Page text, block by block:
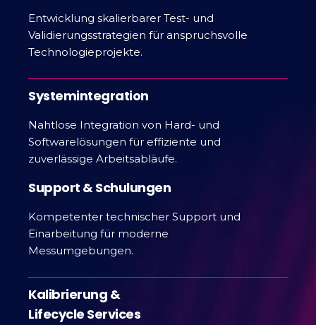
Entwicklung skalierbarer Test- und
Validierungsstrategien für anspruchsvolle
Technologieprojekte.
Systemintegration
Nahtlose Integration von Hard- und
Softwarelösungen für effiziente und
zuverlässige Arbeitsabläufe.
Support & Schulungen
Kompetenter technischer Support und
Einarbeitung für moderne
Messumgebungen.
Kalibrierung &
Lifecycle Services